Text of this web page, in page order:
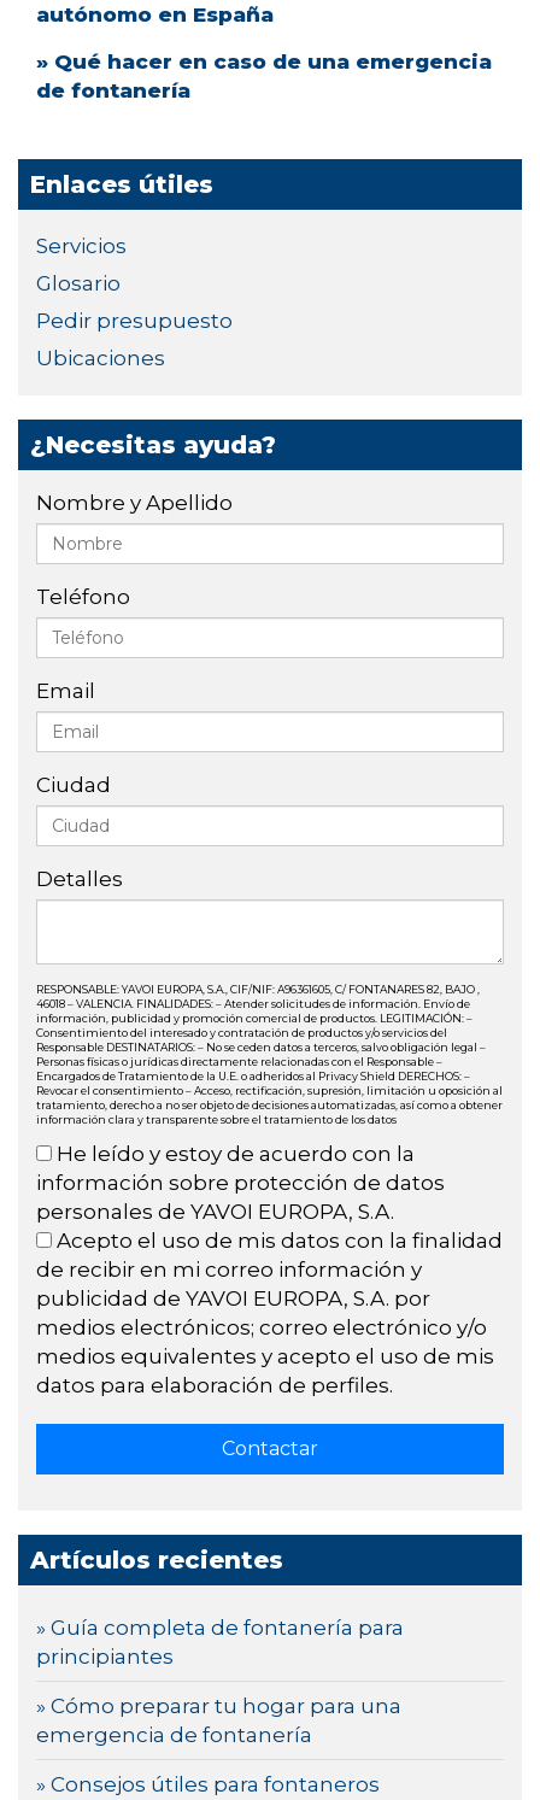
autónomo en España
» Qué hacer en caso de una emergencia
de fontanería
Enlaces útiles
Servicios
Glosario
Pedir presupuesto
Ubicaciones
¿Necesitas ayuda?
Nombre y Apellido
Teléfono
Email
Ciudad
Detalles
RESPONSABLE: YAVOI EUROPA, S.A., CIF/NIF: A96361605, C/ FONTANARES 82, BAJO ,
46018 – VALENCIA. FINALIDADES: – Atender solicitudes de información. Envío de
información, publicidad y promoción comercial de productos. LEGITIMACIÓN: –
Consentimiento del interesado y contratación de productos y/o servicios del
Responsable DESTINATARIOS: – No se ceden datos a terceros, salvo obligación legal –
Personas físicas o jurídicas directamente relacionadas con el Responsable –
Encargados de Tratamiento de la U.E. o adheridos al Privacy Shield DERECHOS: –
Revocar el consentimiento – Acceso, rectificación, supresión, limitación u oposición al
tratamiento, derecho a no ser objeto de decisiones automatizadas, así como a obtener
información clara y transparente sobre el tratamiento de los datos
He leído y estoy de acuerdo con la
información sobre protección de datos
personales de YAVOI EUROPA, S.A.
Acepto el uso de mis datos con la finalidad
de recibir en mi correo información y
publicidad de YAVOI EUROPA, S.A. por
medios electrónicos; correo electrónico y/o
medios equivalentes y acepto el uso de mis
datos para elaboración de perfiles.
Artículos recientes
» Guía completa de fontanería para
principiantes
» Cómo preparar tu hogar para una
emergencia de fontanería
» Consejos útiles para fontaneros